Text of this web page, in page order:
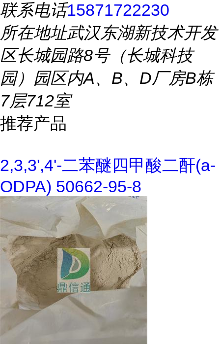
联系电话15871722230
所在地址武汉东湖新技术开发
区长城园路8号（长城科技
园）园区内A、B、D厂房B栋
7层712室
推荐产品
2,3,3',4'-二苯醚四甲酸二酐(a-
ODPA) 50662-95-8